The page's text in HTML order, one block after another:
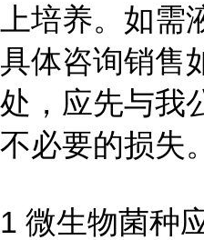
上培养。如
具体咨询销售
处，应先与我
不必要的损失。
1 微生物菌种